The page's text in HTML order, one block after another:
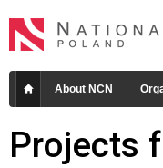
About NCN
Projects